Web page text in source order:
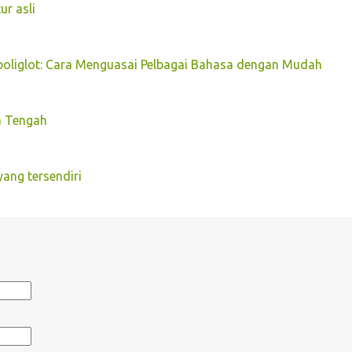
asli
Cara Menguasai Pelbagai Bahasa dengan Mudah
Tengah
tersendiri